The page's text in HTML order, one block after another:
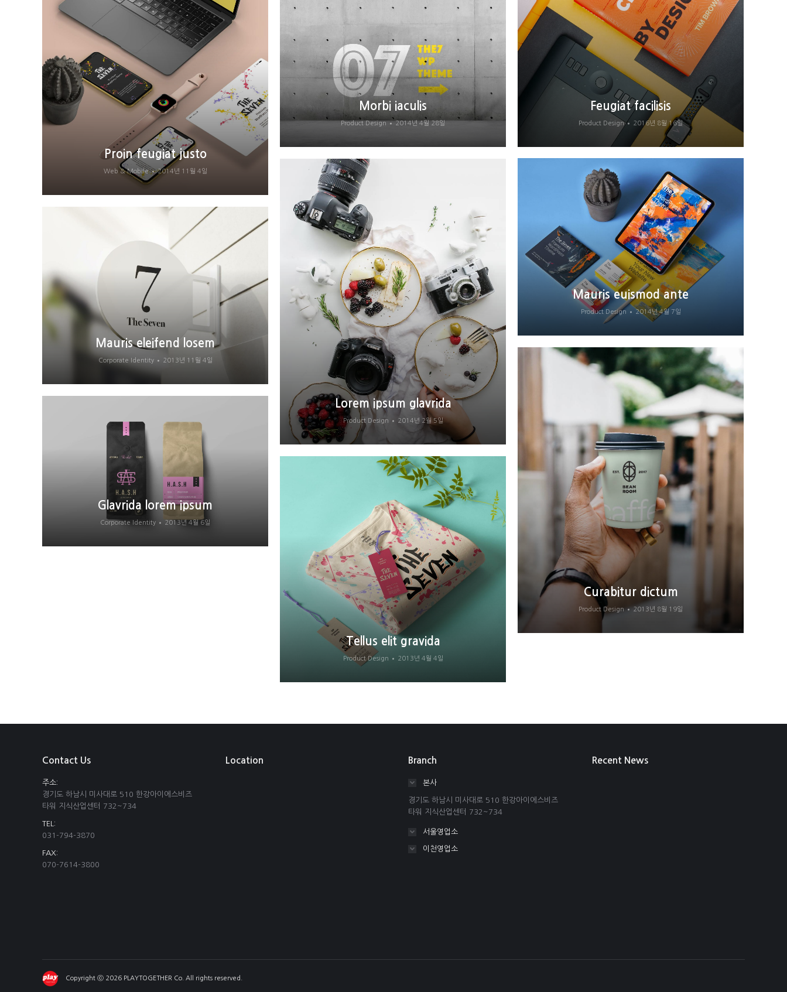
Feugiat facilisis
Product Design 2016년 8월 16일
Proin feugiat justo
Web & Mobile 2014년 11월 4일
Morbi iaculis
Product Design 2014년 4월 28일
Mauris euismod ante
Product Design 2014년 4월 7일
Lorem ipsum glavrida
Product Design 2014년 2월 5일
Mauris eleifend losem
Corporate Identity 2013년 11월 4일
Curabitur dictum
Product Design 2013년 8월 19일
Glavrida lorem ipsum
Corporate Identity 2013년 4월 6일
Tellus elit gravida
Product Design 2013년 4월 4일
Contact Us
주소:
경기도 하남시 미사대로 510 한강아이에스비즈
타워 지식산업센터 732~734
TEL:
031-794-3870
FAX:
070-7614-3800
Location Branch
본사
경기도 하남시 미사대로 510 한강아이에스비즈
타워 지식산업센터 732~734
서울영업소
이천영업소
Recent News
Copyright ⓒ 2026 PLAYTOGETHER Co. All rights reserved.